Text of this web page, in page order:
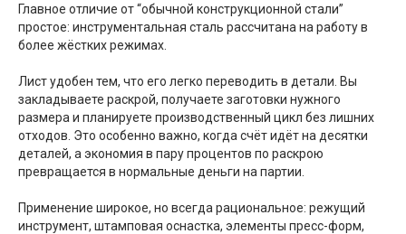
Главное отличие от “обычной конструкционной стали”
простое: инструментальная сталь рассчитана на работу в
более жёстких режимах.
Лист удобен тем, что его легко переводить в детали. Вы
закладываете раскрой, получаете заготовки нужного
размера и планируете производственный цикл без лишних
отходов. Это особенно важно, когда счёт идёт на десятки
деталей, а экономия в пару процентов по раскрою
превращается в нормальные деньги на партии.
Применение широкое, но всегда рациональное: режущий
инструмент, штамповая оснастка, элементы пресс-форм,